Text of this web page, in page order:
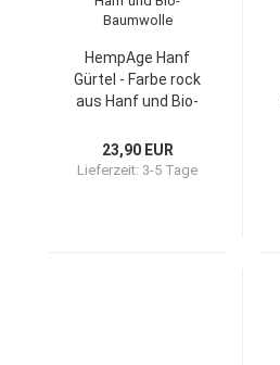
HempAge Hanf
Gürtel - Farbe rock
aus Hanf und Bio-
23,90 EUR
Lieferzeit: 3-5 Tage